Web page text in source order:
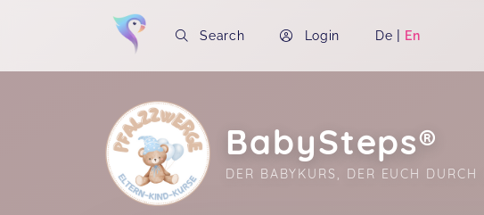
Search Login De | En
BabySteps®
DER BABYKURS, DER EUCH